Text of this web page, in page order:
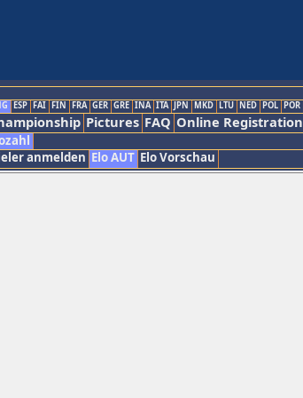
ESP FAI FIN FRA GER GRE INA ITA JPN MKD LTU NED POL POR
Pictures FAQ Online Registration
anmelden Elo AUT Elo Vorschau